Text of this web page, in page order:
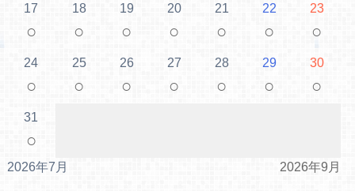
17
○
18
○
19
○
20
○
21
○
22
○
23
○
24
○
25
○
26
○
27
○
28
○
29
○
30
○
31
○
2026年7月 2026年9月